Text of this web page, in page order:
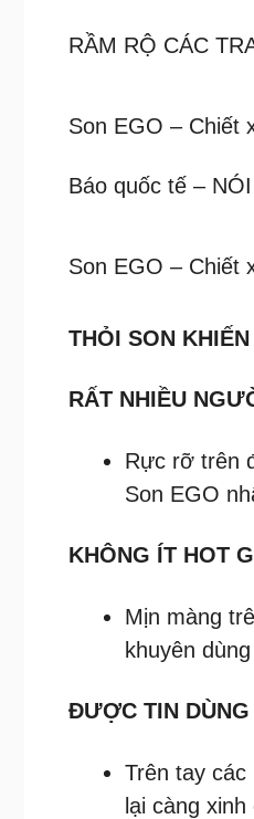
RẦM RỘ CÁC
Son EGO – Chiết
Báo quốc tế –
Son EGO – Chiết
THỎI SON
RẤT NHIỀU
Rực rỡ trên
Son EGO
KHÔNG ÍT HOT
Mịn màng
khuyên
ĐƯỢC TIN
Trên tay
lại càng